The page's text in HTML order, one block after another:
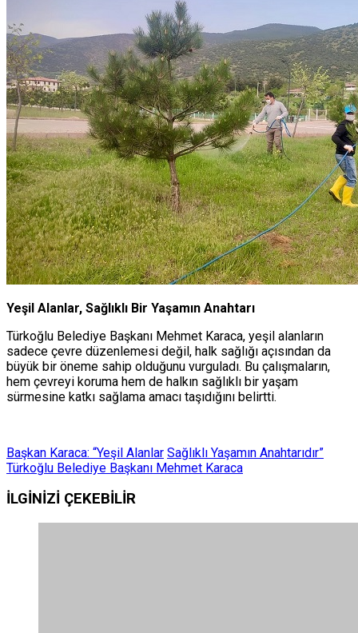
Yeşil Alanlar, Sağlıklı Bir Yaşamın Anahtarı
Türkoğlu Belediye Başkanı Mehmet Karaca, yeşil alanların
sadece çevre düzenlemesi değil, halk sağlığı açısından da
büyük bir öneme sahip olduğunu vurguladı. Bu çalışmaların,
hem çevreyi koruma hem de halkın sağlıklı bir yaşam
sürmesine katkı sağlama amacı taşıdığını belirtti.
Başkan Karaca: “Yeşil Alanlar Sağlıklı Yaşamın Anahtarıdır”
Türkoğlu Belediye Başkanı Mehmet Karaca
İLGİNİZİ ÇEKEBİLİR